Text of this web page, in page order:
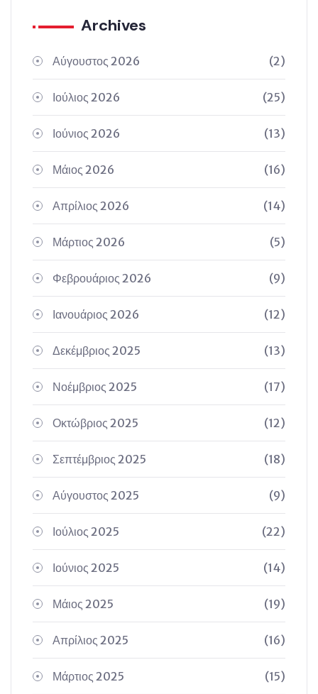
Archives
Αύγουστος 2026 (2)
Ιούλιος 2026 (25)
Ιούνιος 2026 (13)
Μάιος 2026 (16)
Απρίλιος 2026 (14)
Μάρτιος 2026 (5)
Φεβρουάριος 2026 (9)
Ιανουάριος 2026 (12)
Δεκέμβριος 2025 (13)
Νοέμβριος 2025 (17)
Οκτώβριος 2025 (12)
Σεπτέμβριος 2025 (18)
Αύγουστος 2025 (9)
Ιούλιος 2025 (22)
Ιούνιος 2025 (14)
Μάιος 2025 (19)
Απρίλιος 2025 (16)
Μάρτιος 2025 (15)